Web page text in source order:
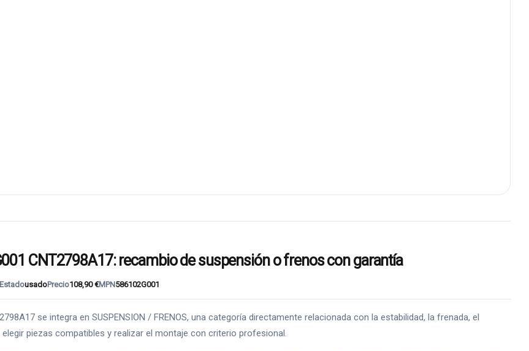
CNT2798A17: recambio de suspensión o frenos con garantía
EstadousadoPrecio108,90 €MPN586102G001
se integra en SUSPENSION / FRENOS, una categoría directamente relacionada con la estabilidad, la frenada, el
piezas compatibles y realizar el montaje con criterio profesional.